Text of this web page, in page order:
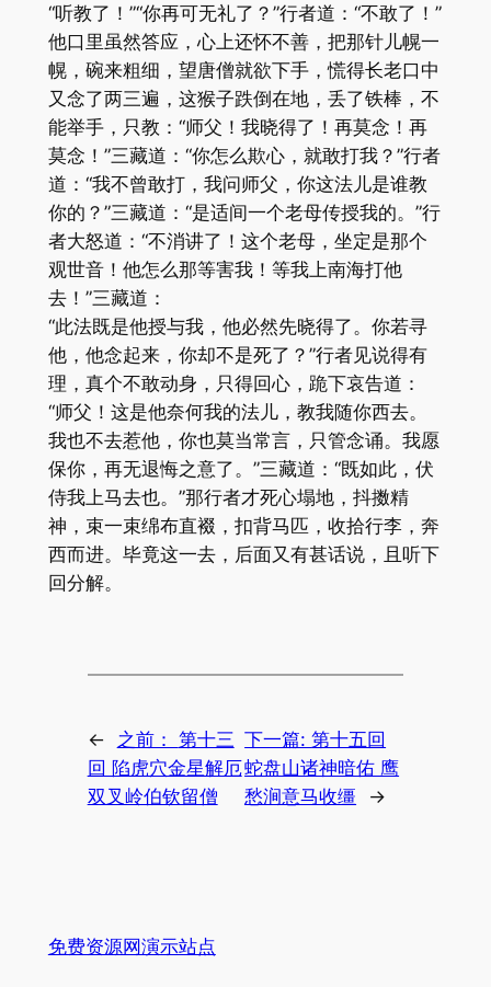
“听教了！”“你再可无礼了？”行者道：“不敢了！”
他口里虽然答应，心上还怀不善，把那针儿幌一
幌，碗来粗细，望唐僧就欲下手，慌得长老口中
又念了两三遍，这猴子跌倒在地，丢了铁棒，不
能举手，只教：“师父！我晓得了！再莫念！再
莫念！”三藏道：“你怎么欺心，就敢打我？”行者
道：“我不曾敢打，我问师父，你这法儿是谁教
你的？”三藏道：“是适间一个老母传授我的。”行
者大怒道：“不消讲了！这个老母，坐定是那个
观世音！他怎么那等害我！等我上南海打他
去！”三藏道：
“此法既是他授与我，他必然先晓得了。你若寻
他，他念起来，你却不是死了？”行者见说得有
理，真个不敢动身，只得回心，跪下哀告道：
“师父！这是他奈何我的法儿，教我随你西去。
我也不去惹他，你也莫当常言，只管念诵。我愿
保你，再无退悔之意了。”三藏道：“既如此，伏
侍我上马去也。”那行者才死心塌地，抖擞精
神，束一束绵布直裰，扣背马匹，收拾行李，奔
西而进。毕竟这一去，后面又有甚话说，且听下
回分解。
← 之前： 第十三
回 陷虎穴金星解厄
双叉岭伯钦留僧
下一篇:第十五回
蛇盘山诸神暗佑 鹰
愁涧意马收缰
→
免费资源网演示站点